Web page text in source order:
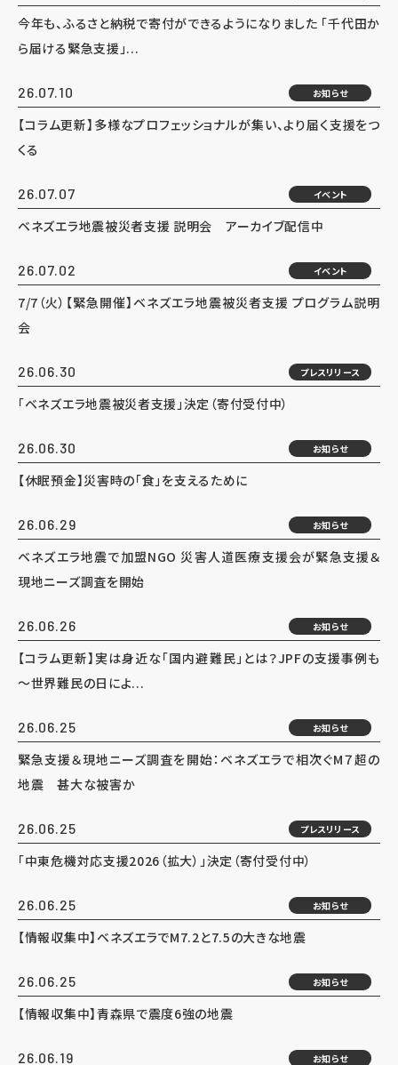
今年も、ふるさと納税で寄付ができるようになりました 「千代田か
ら届ける緊急支援」...
26.07.10 お知らせ
【コラム更新】多様なプロフェッショナルが集い、より届く支援をつ
くる
26.07.07 イベント
ベネズエラ地震被災者支援 説明会 アーカイブ配信中
26.07.02 イベント
7/7（火）【緊急開催】ベネズエラ地震被災者支援 プログラム説明
会
26.06.30 プレスリリース
「ベネズエラ地震被災者支援」決定（寄付受付中）
26.06.30 お知らせ
【休眠預金】災害時の「食」を支えるために
26.06.29 お知らせ
ベネズエラ地震で加盟NGO 災害人道医療支援会が緊急支援＆
現地ニーズ調査を開始
26.06.26 お知らせ
【コラム更新】実は身近な「国内避難民」とは？JPFの支援事例も
～世界難民の日によ...
26.06.25 お知らせ
緊急支援＆現地ニーズ調査を開始：ベネズエラで相次ぐM７超の
地震 甚大な被害か
26.06.25 プレスリリース
「中東危機対応支援2026（拡大）」決定（寄付受付中）
26.06.25 お知らせ
【情報収集中】ベネズエラでM7.2と7.5の大きな地震
26.06.25 お知らせ
【情報収集中】青森県で震度6強の地震
26.06.19 お知らせ